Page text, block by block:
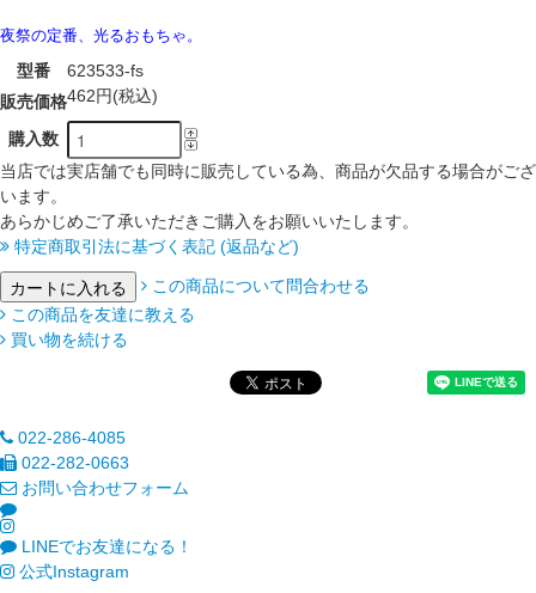
夜祭の定番、光るおもちゃ。
型番
623533-fs
販売価格462円(税込)
購入数
当店では実店舗でも同時に販売している為、商品が欠品する場合がござ
います。
あらかじめご了承いただきご購入をお願いいたします。
特定商取引法に基づく表記 (返品など)
この商品について問合わせる
この商品を友達に教える
買い物を続ける
022-286-4085
022-282-0663
お問い合わせフォーム
LINEでお友達になる！
公式Instagram